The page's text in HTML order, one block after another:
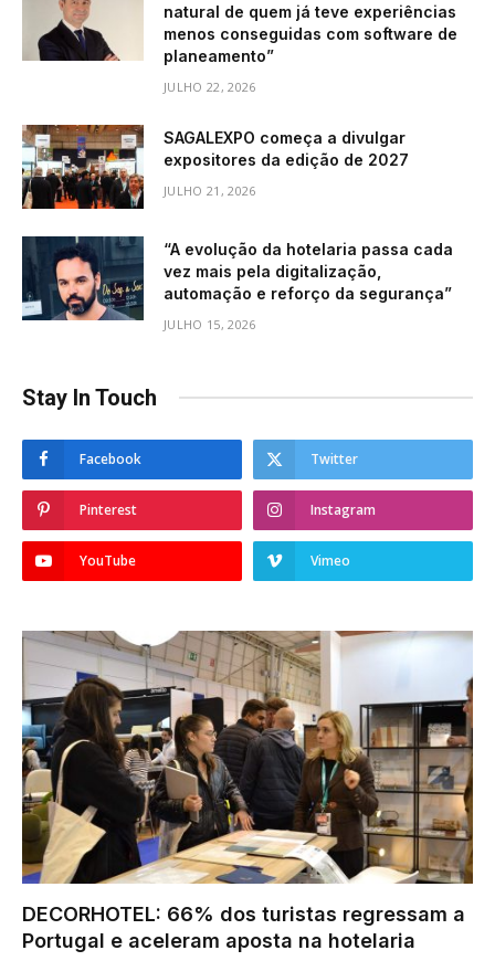
natural de quem já teve experiências
menos conseguidas com software de
planeamento”
JULHO 22, 2026
SAGALEXPO começa a divulgar
expositores da edição de 2027
JULHO 21, 2026
“A evolução da hotelaria passa cada
vez mais pela digitalização,
automação e reforço da segurança”
JULHO 15, 2026
Stay In Touch
Facebook Twitter
Pinterest Instagram
YouTube Vimeo
DECORHOTEL: 66% dos turistas regressam a
Portugal e aceleram aposta na hotelaria